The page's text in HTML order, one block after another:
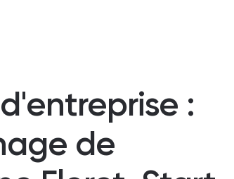
:
de